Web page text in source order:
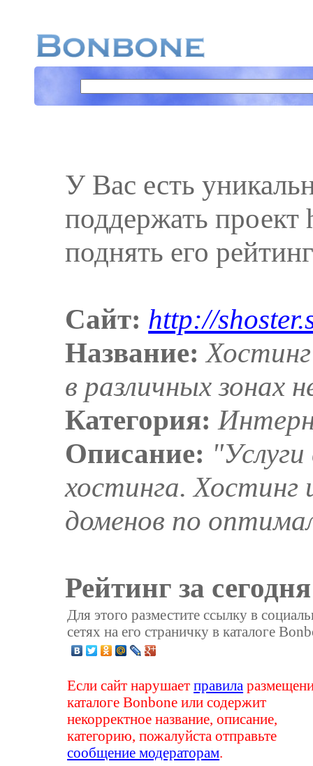
У Вас есть
поддержать проект
поднять его
Сайт: http://
Название:
в различных зонах
Категория:
Описание:
хостинга. Хостинг
доменов по
Рейтинг за
Для этого разместите ссылку в
сетях на его страничку в каталоге
Если сайт нарушаетправила
каталоге Bonbone или содержит
некорректное название, описание,
категорию, пожалуйста отправьте
сообщение модераторам